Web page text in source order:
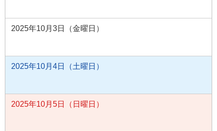
2025年10月3日（金曜日）
2025年10月4日（土曜日）
2025年10月5日（日曜日）